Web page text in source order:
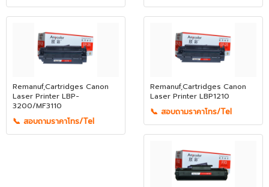
Remanuf,Cartridges Canon
Laser Printer LBP-
3200/MF3110
📞 สอบถามราคาโทร/Tel
Remanuf,Cartridges Canon
Laser Printer LBP1210
📞 สอบถามราคาโทร/Tel